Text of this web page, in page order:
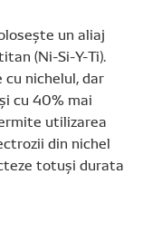
un aliaj
(Ni-Si-Y-Ti).
nichelul, dar
cu 40% mai
utilizarea
din nichel
totuşi durata